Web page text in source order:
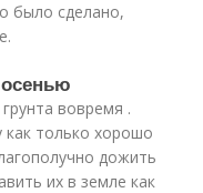
было сделано,
осенью
вовремя .
как только хорошо
дожить
их в земле как